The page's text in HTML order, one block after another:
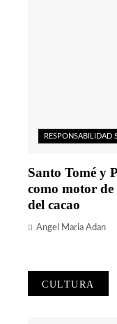
RESPONSABILIDAD
Santo Tomé y
como motor
del cacao
Angel Maria Adan
CULTURA